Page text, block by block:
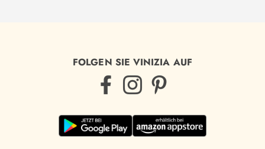
FOLGEN SIE VINIZIA AUF